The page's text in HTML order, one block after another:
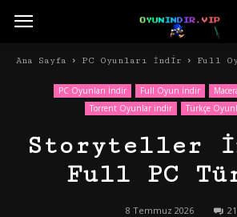
Ana Sayfa PC Oyunları İndir Full
PC Oyunları İndir Full Oyun İndir
Torrent Oyunlar indir
Türkçe
Storyteller
Full PC
8 Temmuz 2026 21